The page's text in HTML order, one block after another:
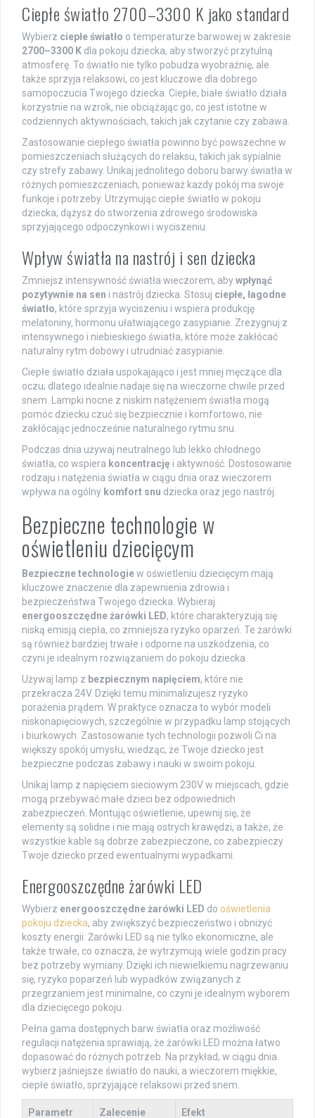
Ciepłe światło 2700–3300 K jako standard
Wybierz ciepłe światło o temperaturze barwowej w zakresie
2700–3300 K dla pokoju dziecka, aby stworzyć przytulną
atmosferę. To światło nie tylko pobudza wyobraźnię, ale
także sprzyja relaksowi, co jest kluczowe dla dobrego
samopoczucia Twojego dziecka. Ciepłe, białe światło działa
korzystnie na wzrok, nie obciążając go, co jest istotne w
codziennych aktywnościach, takich jak czytanie czy zabawa.
Zastosowanie ciepłego światła powinno być powszechne w
pomieszczeniach służących do relaksu, takich jak sypialnie
czy strefy zabawy. Unikaj jednolitego doboru barwy światła w
różnych pomieszczeniach, ponieważ każdy pokój ma swoje
funkcje i potrzeby. Utrzymując ciepłe światło w pokoju
dziecka, dążysz do stworzenia zdrowego środowiska
sprzyjającego odpoczynkowi i wyciszeniu.
Wpływ światła na nastrój i sen dziecka
Zmniejsz intensywność światła wieczorem, abywpłynąć
pozytywnie na sen i nastrój dziecka. Stosuj ciepłe, łagodne
światło, które sprzyja wyciszeniu i wspiera produkcję
melatoniny, hormonu ułatwiającego zasypianie. Zrezygnuj z
intensywnego i niebieskiego światła, które może zakłócać
naturalny rytm dobowy i utrudniać zasypianie.
Ciepłe światło działa uspokajająco i jest mniej męczące dla
oczu; dlatego idealnie nadaje się na wieczorne chwile przed
snem. Lampki nocne z niskim natężeniem światła mogą
pomóc dziecku czuć się bezpiecznie i komfortowo, nie
zakłócając jednocześnie naturalnego rytmu snu.
Podczas dnia używaj neutralnego lub lekko chłodnego
światła, co wspiera koncentrację i aktywność. Dostosowanie
rodzaju i natężenia światła w ciągu dnia oraz wieczorem
wpływa na ogólny komfort snu dziecka oraz jego nastrój.
Bezpieczne technologie w
oświetleniu dziecięcym
Bezpieczne technologiew oświetleniu dziecięcym mają
kluczowe znaczenie dla zapewnienia zdrowia i
bezpieczeństwa Twojego dziecka. Wybieraj
energooszczędne żarówki LED, które charakteryzują się
niską emisją ciepła, co zmniejsza ryzyko oparzeń. Te żarówki
są również bardziej trwałe i odporne na uszkodzenia, co
czyni je idealnym rozwiązaniem do pokoju dziecka.
Używaj lamp z bezpiecznym napięciem, które nie
przekracza 24V. Dzięki temu minimalizujesz ryzyko
porażenia prądem. W praktyce oznacza to wybór modeli
niskonapięciowych, szczególnie w przypadku lamp stojących
i biurkowych. Zastosowanie tych technologii pozwoli Ci na
większy spokój umysłu, wiedząc, że Twoje dziecko jest
bezpieczne podczas zabawy i nauki w swoim pokoju.
Unikaj lamp z napięciem sieciowym 230V w miejscach, gdzie
mogą przebywać małe dzieci bez odpowiednich
zabezpieczeń. Montując oświetlenie, upewnij się, że
elementy są solidne i nie mają ostrych krawędzi, a także, że
wszystkie kable są dobrze zabezpieczone, co zabezpieczy
Twoje dziecko przed ewentualnymi wypadkami.
Energooszczędne żarówki LED
Wybierz energooszczędne żarówki LED do oświetlenia
pokoju dziecka, aby zwiększyć bezpieczeństwo i obniżyć
koszty energii. Żarówki LED są nie tylko ekonomiczne, ale
także trwałe, co oznacza, że wytrzymują wiele godzin pracy
bez potrzeby wymiany. Dzięki ich niewielkiemu nagrzewaniu
się, ryzyko poparzeń lub wypadków związanych z
przegrzaniem jest minimalne, co czyni je idealnym wyborem
dla dziecięcego pokoju.
Pełna gama dostępnych barw światła oraz możliwość
regulacji natężenia sprawiają, że żarówki LED można łatwo
dopasować do różnych potrzeb. Na przykład, w ciągu dnia
wybierz jaśniejsze światło do nauki, a wieczorem miękkie,
ciepłe światło, sprzyjające relaksowi przed snem.
Parametr Zalecenie Efekt